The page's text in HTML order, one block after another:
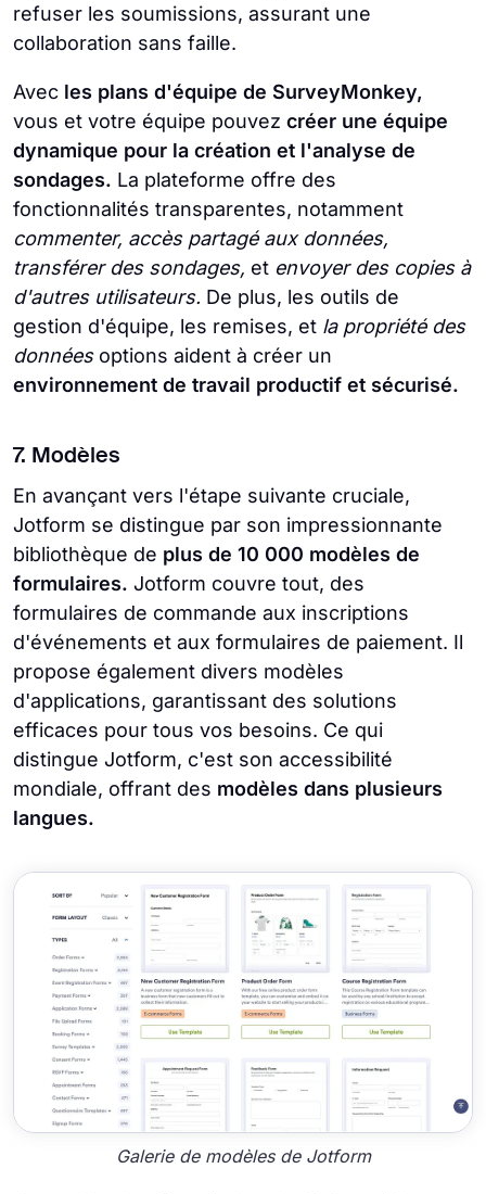
refuser les soumissions, assurant une
collaboration sans faille.
Avec les plans d'équipe de SurveyMonkey,
vous et votre équipe pouvez créer une équipe
dynamique pour la création et l'analyse de
sondages. La plateforme offre des
fonctionnalités transparentes, notamment
commenter, accès partagé aux données,
transférer des sondages, et envoyer des copies à
d'autres utilisateurs. De plus, les outils de
gestion d'équipe, les remises, et la propriété des
donnéesoptions aident à créer un
environnement de travail productif et sécurisé.
7. Modèles
En avançant vers l'étape suivante cruciale,
Jotform se distingue par son impressionnante
bibliothèque de plus de 10 000 modèles de
formulaires. Jotform couvre tout, des
formulaires de commande aux inscriptions
d'événements et aux formulaires de paiement. Il
propose également divers modèles
d'applications, garantissant des solutions
efficaces pour tous vos besoins. Ce qui
distingue Jotform, c'est son accessibilité
mondiale, offrant des modèles dans plusieurs
langues.
Galerie de modèles de Jotform